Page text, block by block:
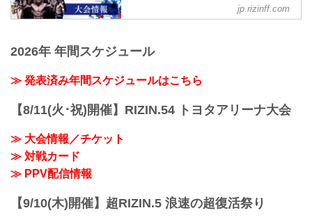
RIZIN LANDMARK 8 in SAGA 大会概要
始
終了予定時間
※試合内容、イベント進行によって終了
予定時間が前後することがありますので
［30］SAGAサンライズパーク・自動車
試験場行き
jp.rizinff.com
2026年 年間スケジュール
≫ 発表済み年間スケジュールはこちら
【8/11(火･祝)開催】RIZIN.54 トヨタアリーナ大会
≫ 大会情報／チケット
≫ 対戦カード
≫ PPV配信情報
【9/10(木)開催】超RIZIN.5 浪速の超復活祭り